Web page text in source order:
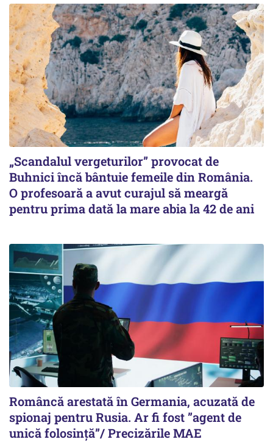
„Scandalul vergeturilor” provocat de
Buhnici încă bântuie femeile din România.
O profesoară a avut curajul să meargă
pentru prima dată la mare abia la 42 de ani
Româncă arestată în Germania, acuzată de
spionaj pentru Rusia. Ar fi fost ”agent de
unică folosință”/ Precizările MAE